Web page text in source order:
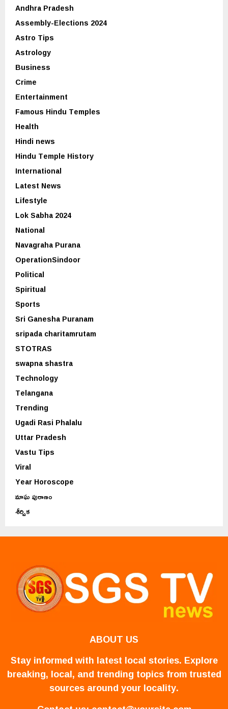
Andhra Pradesh
Assembly-Elections 2024
Astro Tips
Astrology
Business
Crime
Entertainment
Famous Hindu Temples
Health
Hindi news
Hindu Temple History
International
Latest News
Lifestyle
Lok Sabha 2024
National
Navagraha Purana
OperationSindoor
Political
Spiritual
Sports
Sri Ganesha Puranam
sripada charitamrutam
STOTRAS
swapna shastra
Technology
Telangana
Trending
Ugadi Rasi Phalalu
Uttar Pradesh
Vastu Tips
Viral
Year Horoscope
మాఘ పురాణం
శీర్షిక
ABOUT US
Stay informed with latest local stories. Explore
breaking, local, and trending topics from trusted
sources around your locality.